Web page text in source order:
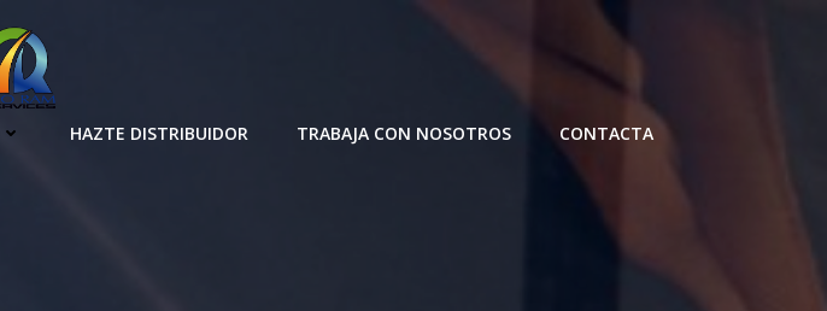
HAZTE DISTRIBUIDOR TRABAJA CON NOSOTROS CONTACTA